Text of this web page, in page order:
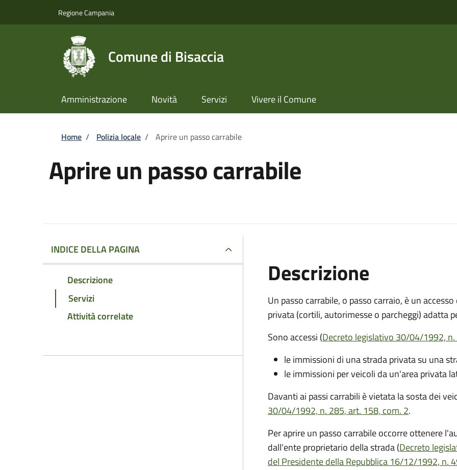
Regione Campania
Comune di Bisaccia
Amministrazione Novità Servizi Vivere il Comune
Briciole di pane
Home / Polizia locale / Aprire un passo carrabile
Aprire un passo carrabile
INDICE DELLA PAGINA
Descrizione
Servizi
Attività correlate
Descrizione
Un passo carrabile, o passo carraio, è un
privata (cortili, autorimesse o parcheggi) adatta
Sono accessi (Decreto legislativo 30/04/1992,
le immissioni di una strada privata su una
le immissioni per veicoli da un'area privata
Davanti ai passi carrabili è vietata la sosta dei
30/04/1992, n. 285, art. 158, com. 2.
Per aprire un passo carrabile occorre ottenere
dall'ente proprietario della strada (Decreto
del Presidente della Repubblica 16/12/1992, n.